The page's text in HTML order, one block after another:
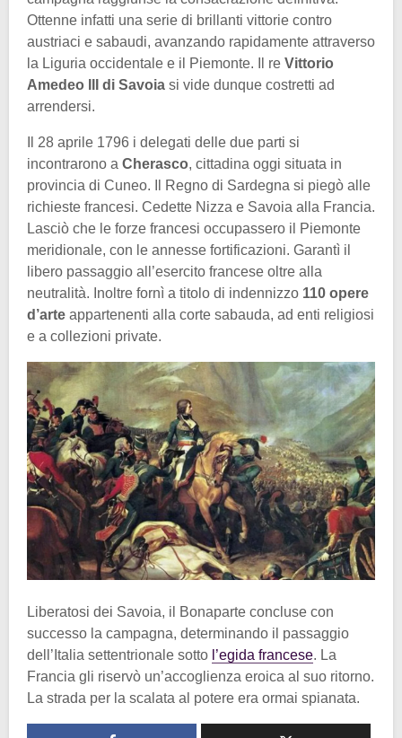
Ottenne infatti una serie di brillanti vittorie contro
austriaci e sabaudi, avanzando rapidamente attraverso
la Liguria occidentale e il Piemonte. Il re Vittorio
Amedeo III di Savoia si vide dunque costretti ad
arrendersi.
Il 28 aprile 1796 i delegati delle due parti si
incontrarono a Cherasco, cittadina oggi situata in
provincia di Cuneo. Il Regno di Sardegna si piegò alle
richieste francesi. Cedette Nizza e Savoia alla Francia.
Lasciò che le forze francesi occupassero il Piemonte
meridionale, con le annesse fortificazioni. Garantì il
libero passaggio all’esercito francese oltre alla
neutralità. Inoltre fornì a titolo di indennizzo 110 opere
d’arte appartenenti alla corte sabauda, ad enti religiosi
e a collezioni private.
Liberatosi dei Savoia, il Bonaparte concluse con
successo la campagna, determinando il passaggio
dell’Italia settentrionale sotto l’egida francese. La
Francia gli riservò un’accoglienza eroica al suo ritorno.
La strada per la scalata al potere era ormai spianata.